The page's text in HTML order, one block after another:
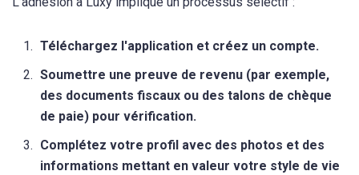
Téléchargez l'application et créez un compte.
Soumettre une preuve de revenu (par exemple,
des documents fiscaux ou des talons de chèque
de paie) pour vérification.
Complétez votre profil avec des photos et des
informations mettant en valeur votre style de vie